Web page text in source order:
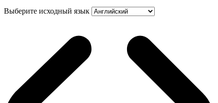
Выберите исходный язык